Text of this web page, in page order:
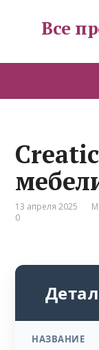
Все
13 апреля 2025
0
НАЗВАНИЕ